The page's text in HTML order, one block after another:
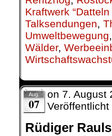
Kraftwerk “Datteln
Talksendungen,
Umweltbewegung,
Wälder,
Aug.
07
on 7. August
Veröffentlicht
Rüdiger Rauls